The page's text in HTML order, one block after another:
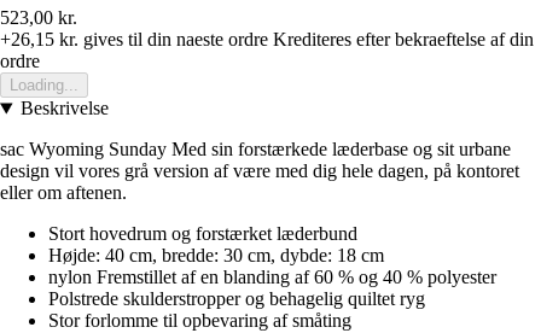
523,00 kr.
+26,15 kr. gives til din naeste ordre Krediteres efter bekraeftelse af din
ordre
Loading...
Beskrivelse
sac Wyoming Sunday Med sin forstærkede læderbase og sit urbane
design vil vores grå version af være med dig hele dagen, på kontoret
eller om aftenen.
Stort hovedrum og forstærket læderbund
Højde: 40 cm, bredde: 30 cm, dybde: 18 cm
nylon Fremstillet af en blanding af 60 % og 40 % polyester
Polstrede skulderstropper og behagelig quiltet ryg
Stor forlomme til opbevaring af småting